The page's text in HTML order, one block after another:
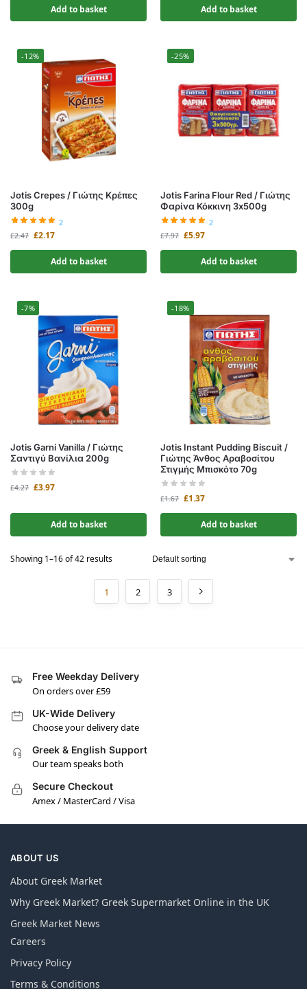
Add to basket Add to basket
-12%
Jotis Crepes / Γιώτης Κρέπες
300g
2
£2.47 £2.17
Add to basket
-25%
Jotis Farina Flour Red / Γιώτης
Φαρίνα Κόκκινη 3x500g
2
£7.97 £5.97
Add to basket
-7%
Jotis Garni Vanilla / Γιώτης
Σαντιγύ Βανίλια 200g
£4.27 £3.97
Add to basket
-18%
Jotis Instant Pudding Biscuit /
Γιώτης Άνθος Αραβοσίτου
Στιγμής Μπισκότο 70g
£1.67 £1.37
Add to basket
Showing 1–16 of 42 results
1 2 3
Free Weekday Delivery
On orders over £59
UK-Wide Delivery
Choose your delivery date
Greek & English Support
Our team speaks both
Secure Checkout
Amex / MasterCard / Visa
ABOUT US
About Greek Market
Why Greek Market? Greek Supermarket Online in the UK
Greek Market News
Careers
Privacy Policy
Terms & Conditions